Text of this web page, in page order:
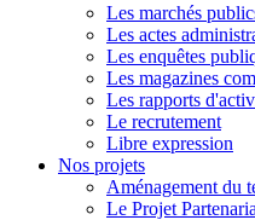
Les marchés
Les actes
Les enquêtes
Les magazines
Les rapports
Le recrutement
Libre expression
Nos projets
Aménagement du
Le Projet